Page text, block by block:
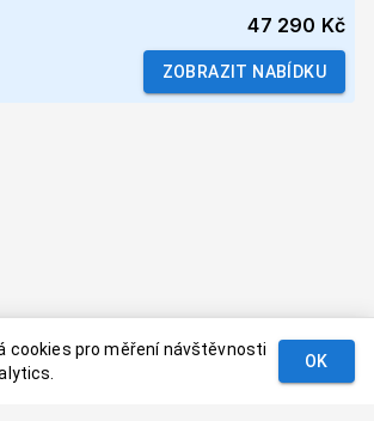
47 290 Kč
ZOBRAZIT NABÍDKU
cookies pro měření návštěvnosti
OK